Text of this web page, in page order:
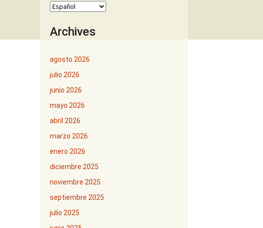
Archives
agosto 2026
julio 2026
junio 2026
mayo 2026
abril 2026
marzo 2026
enero 2026
diciembre 2025
noviembre 2025
septiembre 2025
julio 2025